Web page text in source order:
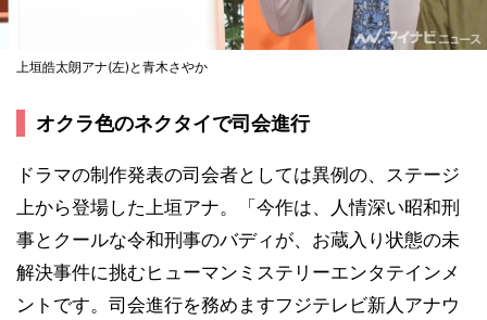
上垣皓太朗アナ(左)と青木さやか
オクラ色のネクタイで司会進行
ドラマの制作発表の司会者としては異例の、ステージ
上から登場した上垣アナ。「今作は、人情深い昭和刑
事とクールな令和刑事のバディが、お蔵入り状態の未
解決事件に挑むヒューマンミステリーエンタテインメ
ントです。司会進行を務めますフジテレビ新人アナウ